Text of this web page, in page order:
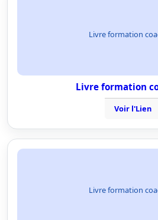
Livre formation
Livre formation
Voir l'Lien
Livre formation